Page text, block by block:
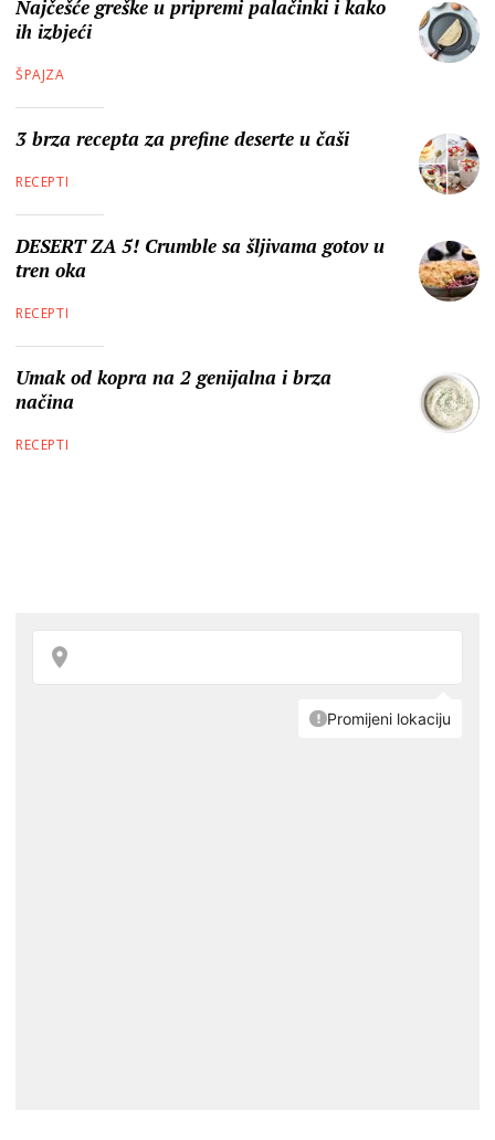
Najčešće greške u pripremi palačinki i kako
ih izbjeći
ŠPAJZA
3 brza recepta za prefine deserte u čaši
RECEPTI
DESERT ZA 5! Crumble sa šljivama gotov u
tren oka
RECEPTI
Umak od kopra na 2 genijalna i brza
načina
RECEPTI